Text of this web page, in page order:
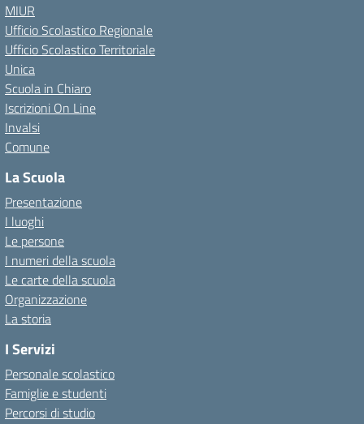
MIUR
Ufficio Scolastico Regionale
Ufficio Scolastico Territoriale
Unica
Scuola in Chiaro
Iscrizioni On Line
Invalsi
Comune
La Scuola
Presentazione
I luoghi
Le persone
I numeri della scuola
Le carte della scuola
Organizzazione
La storia
I Servizi
Personale scolastico
Famiglie e studenti
Percorsi di studio